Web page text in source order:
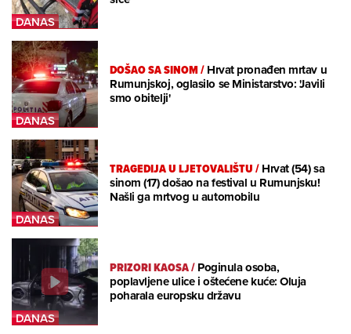
DOŠAO SA SINOM/Hrvat pronađen mrtav u
Rumunjskoj, oglasilo se Ministarstvo: 'Javili
smo obitelji'
TRAGEDIJA U LJETOVALIŠTU/Hrvat (54) sa
sinom (17) došao na festival u Rumunjsku!
Našli ga mrtvog u automobilu
PRIZORI KAOSA/Poginula osoba,
poplavljene ulice i oštećene kuće: Oluja
poharala europsku državu